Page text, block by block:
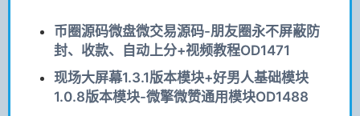
币圈源码微盘微交易源码-朋友圈永不屏蔽防
封、收款、自动上分+视频教程OD1471
现场大屏幕1.3.1版本模块+好男人基础模块
1.0.8版本模块-微擎微赞通用模块OD1488